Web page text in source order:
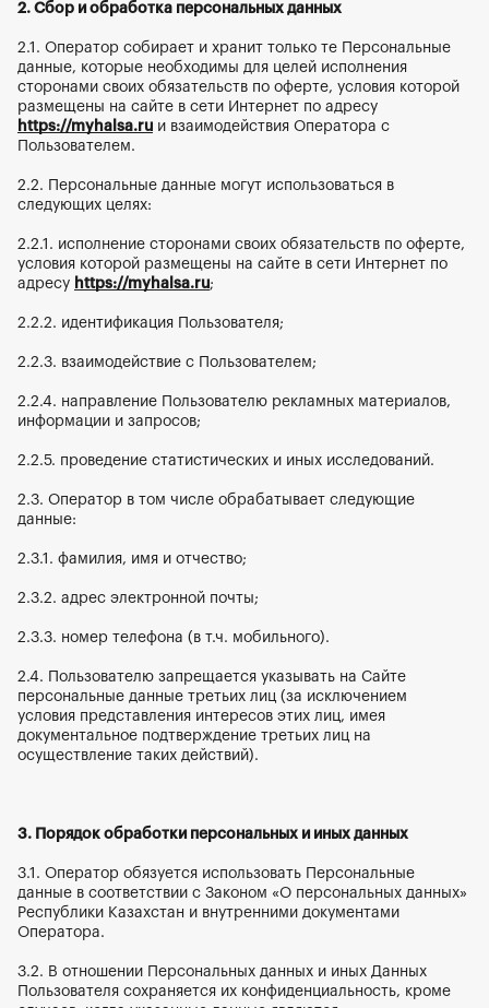
2. Сбор и обработка персональных данных
2.1. Оператор собирает и хранит только те Персональные
данные, которые необходимы для целей исполнения
сторонами своих обязательств по оферте, условия которой
размещены на сайте в сети Интернет по адресу
https://myhalsa.ru и взаимодействия Оператора с
Пользователем.
2.2. Персональные данные могут использоваться в
следующих целях:
2.2.1. исполнение сторонами своих обязательств по оферте,
условия которой размещены на сайте в сети Интернет по
адресу https://myhalsa.ru;
2.2.2. идентификация Пользователя;
2.2.3. взаимодействие с Пользователем;
2.2.4. направление Пользователю рекламных материалов,
информации и запросов;
2.2.5. проведение статистических и иных исследований.
2.3. Оператор в том числе обрабатывает следующие
данные:
2.3.1. фамилия, имя и отчество;
2.3.2. адрес электронной почты;
2.3.3. номер телефона (в т.ч. мобильного).
2.4. Пользователю запрещается указывать на Сайте
персональные данные третьих лиц (за исключением
условия представления интересов этих лиц, имея
документальное подтверждение третьих лиц на
осуществление таких действий).
3. Порядок обработки персональных и иных данных
3.1. Оператор обязуется использовать Персональные
данные в соответствии с Законом «О персональных данных»
Республики Казахстан и внутренними документами
Оператора.
3.2. В отношении Персональных данных и иных Данных
Пользователя сохраняется их конфиденциальность, кроме